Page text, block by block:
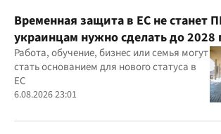
Временная защита в ЕС не станет
украинцам нужно сделать до 2028
Работа, обучение, бизнес или семья могут
стать основанием для нового статуса в
ЕС
6.08.2026 23:01